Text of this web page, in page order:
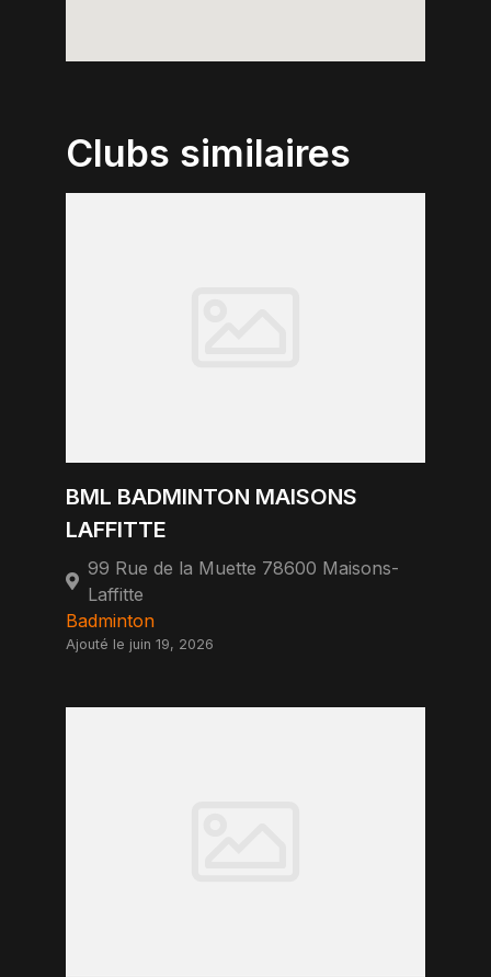
Clubs similaires
BML BADMINTON MAISONS
LAFFITTE
99 Rue de la Muette 78600 Maisons-
Laffitte
Badminton
Ajouté le juin 19, 2026